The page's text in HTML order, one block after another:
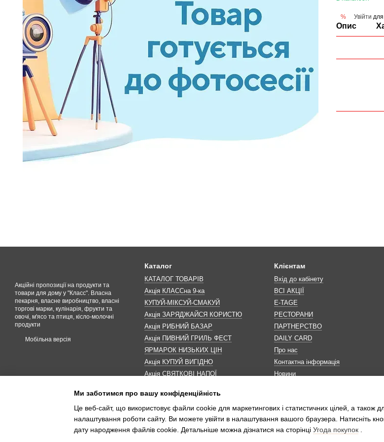
% Увійти
Опис
Акційні пропозиції на продукти та
товари для дому у "Класс". Власна
пекарня, власне виробництво, власні
торгові марки, кулінарія, фрукти та
овочі, м'ясо та птиця, кісло-молочні
продукти
Мобільна версія
Каталог
КАТАЛОГ ТОВАРІВ
Акція КЛАССна 9-ка
КУПУЙ-МІКСУЙ-СМАКУЙ
Акція ЗАРЯДЖАЙСЯ КОРИСТЮ
Акція РИБНИЙ БАЗАР
Акція ПИВНИЙ ГРИЛЬ ФЕСТ
ЯРМАРОК НИЗЬКИХ ЦІН
Акція КУПУЙ ВИГІДНО
Акція СВЯТКОВІ НАПОЇ
Акція ДО МАКОВЕЯ
ІНШІ АКЦІЇ
Клієнтам
Вхід до кабінету
ВСІ АКЦІЇ
E-TAGE
РЕСТОРАНИ
ПАРТНЕРСТВО
DAILY CARD
Про нас
Контактна інформація
Новини
Ми заботимся про вашу конфіденційність
Це веб-сайт, що використовує файли cookie для маркетингових і статистичних цілей, а також
налаштування роботи сайту. Ви можете увійти в налаштування вашого браузера. Натисніть
дату народження файлів cookie. Детальніше можна дізнатися на сторінці Угода покупок